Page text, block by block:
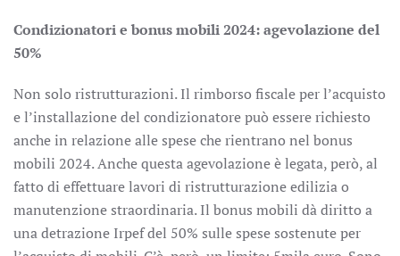
Condizionatori e bonus mobili 2024: agevolazione del
50%
Non solo ristrutturazioni. Il rimborso fiscale per l’acquisto
e l’installazione del condizionatore può essere richiesto
anche in relazione alle spese che rientrano nel bonus
mobili 2024. Anche questa agevolazione è legata, però, al
fatto di effettuare lavori di ristrutturazione edilizia o
manutenzione straordinaria. Il bonus mobili dà diritto a
una detrazione Irpef del 50% sulle spese sostenute per